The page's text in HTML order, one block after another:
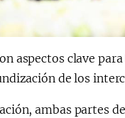
aspectos clave
de los
ambas partes